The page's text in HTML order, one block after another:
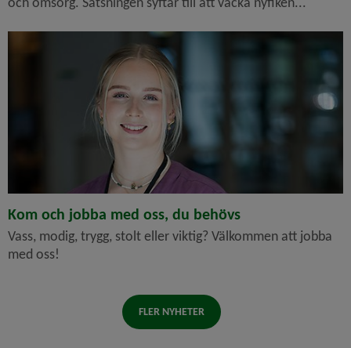
Kom och jobba med oss, du behövs
Vass, modig, trygg, stolt eller viktig? Välkommen att jobba
med oss!
FLER NYHETER